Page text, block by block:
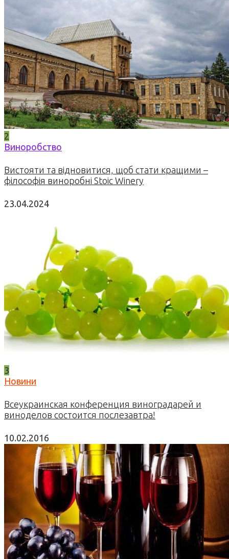
2
Виноробство
Вистояти та відновитися, щоб стати кращими –
філософія виноробні Stoic Winery
23.04.2024
3
Новини
Всеукраинская конференция виноградарей и
виноделов состоится послезавтра!
10.02.2016